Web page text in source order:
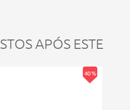
APÓS ESTE
40 %